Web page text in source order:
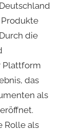
die
Plattform
das
als
Rolle als